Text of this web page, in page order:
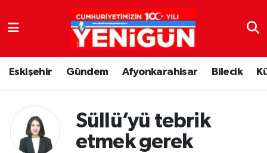
Eskişehir Gündem Afyonkarahisar Bilecik
Süllü’yü tebrik
etmek gerek
Nöbetçi Eczaneler
Hava Durumu
Trafik Durumu
Süper Lig Puan Durumu ve Fikstür